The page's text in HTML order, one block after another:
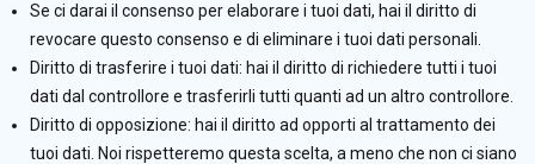
Se ci darai il consenso per elaborare i tuoi dati, hai il diritto di
revocare questo consenso e di eliminare i tuoi dati personali.
Diritto di trasferire i tuoi dati: hai il diritto di richiedere tutti i tuoi
dati dal controllore e trasferirli tutti quanti ad un altro controllore.
Diritto di opposizione: hai il diritto ad opporti al trattamento dei
tuoi dati. Noi rispetteremo questa scelta, a meno che non ci siano